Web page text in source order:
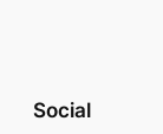
Social